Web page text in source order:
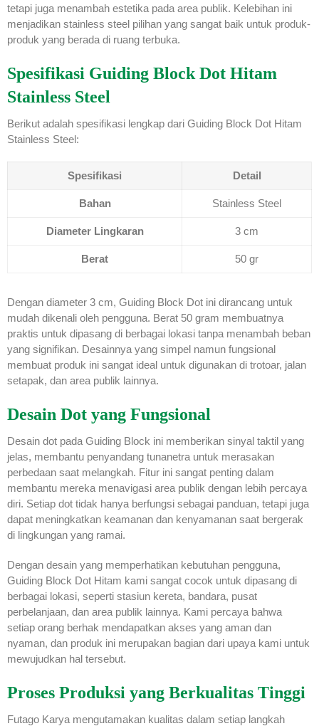
tetapi juga menambah estetika pada area publik. Kelebihan ini
menjadikan stainless steel pilihan yang sangat baik untuk produk-
produk yang berada di ruang terbuka.
Spesifikasi Guiding Block Dot Hitam
Stainless Steel
Berikut adalah spesifikasi lengkap dari Guiding Block Dot Hitam
Stainless Steel:
Spesifikasi Detail
Bahan Stainless Steel
Diameter Lingkaran 3 cm
Berat 50 gr
Dengan diameter 3 cm, Guiding Block Dot ini dirancang untuk
mudah dikenali oleh pengguna. Berat 50 gram membuatnya
praktis untuk dipasang di berbagai lokasi tanpa menambah beban
yang signifikan. Desainnya yang simpel namun fungsional
membuat produk ini sangat ideal untuk digunakan di trotoar, jalan
setapak, dan area publik lainnya.
Desain Dot yang Fungsional
Desain dot pada Guiding Block ini memberikan sinyal taktil yang
jelas, membantu penyandang tunanetra untuk merasakan
perbedaan saat melangkah. Fitur ini sangat penting dalam
membantu mereka menavigasi area publik dengan lebih percaya
diri. Setiap dot tidak hanya berfungsi sebagai panduan, tetapi juga
dapat meningkatkan keamanan dan kenyamanan saat bergerak
di lingkungan yang ramai.
Dengan desain yang memperhatikan kebutuhan pengguna,
Guiding Block Dot Hitam kami sangat cocok untuk dipasang di
berbagai lokasi, seperti stasiun kereta, bandara, pusat
perbelanjaan, dan area publik lainnya. Kami percaya bahwa
setiap orang berhak mendapatkan akses yang aman dan
nyaman, dan produk ini merupakan bagian dari upaya kami untuk
mewujudkan hal tersebut.
Proses Produksi yang Berkualitas Tinggi
Futago Karya mengutamakan kualitas dalam setiap langkah